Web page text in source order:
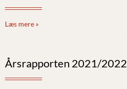
Læs mere »
Årsrapporten 2021/2022